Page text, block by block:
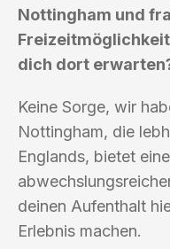
Nottingham und
dich dort
Keine Sorge, wir
Nottingham, die
Englands, bietet
deinen Aufenthalt
Erlebnis machen.